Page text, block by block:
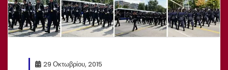
29 Οκτωβρίου, 2015